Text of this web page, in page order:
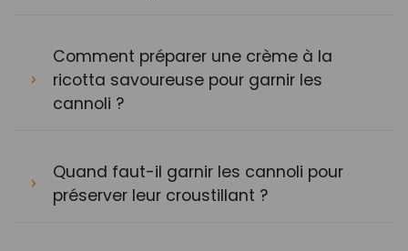
Comment préparer une crème à la
ricotta savoureuse pour garnir les
cannoli ?
Quand faut-il garnir les cannoli pour
préserver leur croustillant ?